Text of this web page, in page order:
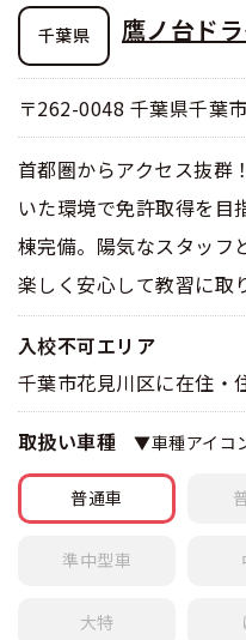
千葉県 鷹ノ台ド
〒262-0048 千葉県千葉
首都圏からアクセス抜群
いた環境で免許取得を目
棟完備。陽気なスタッフ
楽しく安心して教習に取
入校不可エリア
千葉市花見川区に在住・
取扱い車種 ▼車種アイコ
普通車
準中型車
大特